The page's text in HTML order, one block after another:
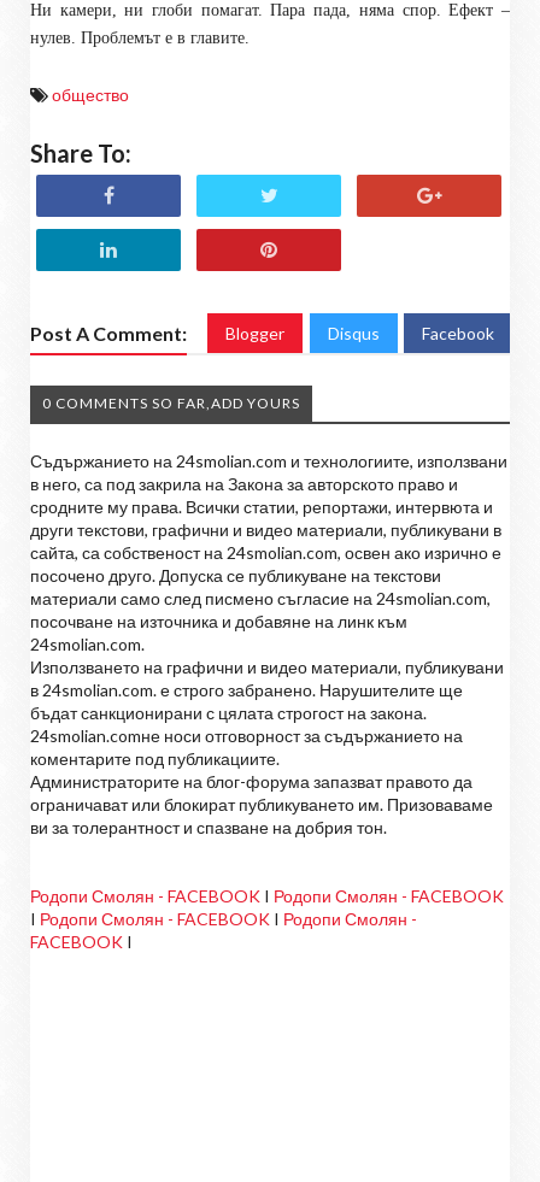
Ни камери, ни глоби помагат. Пара пада, няма спор. Ефект –
нулев. Проблемът е в главите.
общество
Share To:
Post A Comment: Blogger Disqus Facebook
0 COMMENTS SO FAR,ADD YOURS
Съдържанието на 24smolian.com и технологиите, използвани
в него, са под закрила на Закона за авторското право и
сродните му права. Всички статии, репортажи, интервюта и
други текстови, графични и видео материали, публикувани в
сайта, са собственост на 24smolian.com, освен ако изрично е
посочено друго. Допуска се публикуване на текстови
материали само след писмено съгласие на 24smolian.com,
посочване на източника и добавяне на линк към
24smolian.com.
Използването на графични и видео материали, публикувани
в 24smolian.com. е строго забранено. Нарушителите ще
бъдат санкционирани с цялата строгост на закона.
24smolian.comне носи отговорност за съдържанието на
коментарите под публикациите.
Администраторите на блог-форума запазват правото да
ограничават или блокират публикуването им. Призоваваме
ви за толерантност и спазване на добрия тон.
Родопи Смолян - FACEBOOK I Родопи Смолян - FACEBOOK
I Родопи Смолян - FACEBOOK I Родопи Смолян -
FACEBOOK I